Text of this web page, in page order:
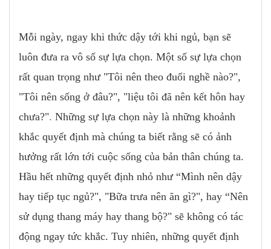
Mỗi ngày, ngay khi thức dậy tới khi ngủ, bạn sẽ
luôn đưa ra vô số sự lựa chọn. Một số sự lựa chọn
rất quan trọng như "Tôi nên theo đuổi nghề nào?",
"Tôi nên sống ở đâu?", "liệu tôi đã nên kết hôn hay
chưa?". Những sự lựa chọn này là những khoảnh
khắc quyết định mà chúng ta biết rằng sẽ có ảnh
hưởng rất lớn tới cuộc sống của bản thân chúng ta.
Hầu hết những quyết định nhỏ như “Mình nên dậy
hay tiếp tục ngủ?", "Bữa trưa nên ăn gì?", hay “Nên
sử dụng thang máy hay thang bộ?" sẽ không có tác
động ngay tức khắc. Tuy nhiên, những quyết định